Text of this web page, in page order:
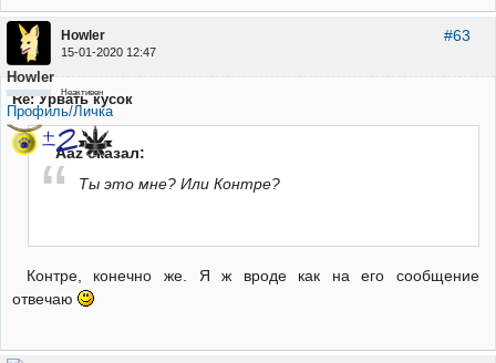
#63
Howler
15-01-2020 12:47
Howler
Неактивен
Профиль/Личка
Re: Урвать кусок
Aaz сказал:
Ты это мне? Или Контре?
Контре, конечно же. Я ж вроде как на его сообщение
отвечаю